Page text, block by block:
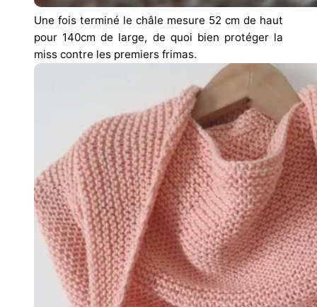
Une fois terminé le châle mesure 52 cm de haut
pour 140cm de large, de quoi bien protéger la
miss contre les premiers frimas.